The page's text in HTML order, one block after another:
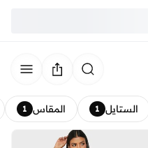
الستايل 1 المقاس 1